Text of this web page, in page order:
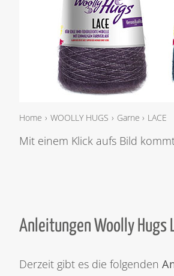
Home WOOLLY HUGS Garne LACE
Mit einem Klick aufs Bild
Anleitungen Woolly Hugs
Derzeit gibt es die folgenden